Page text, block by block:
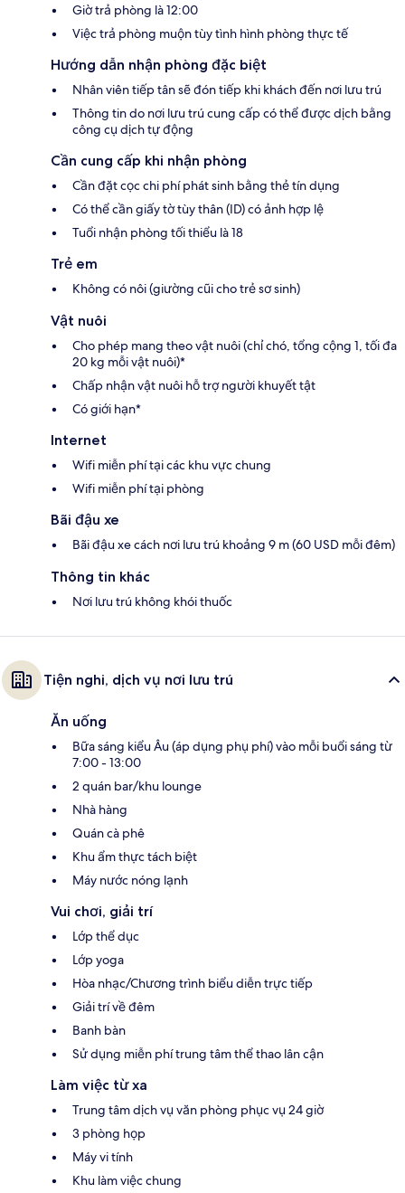
Giờ trả phòng là 12:00
Việc trả phòng muộn tùy tình hình phòng thực tế
Hướng dẫn nhận phòng đặc biệt
Nhân viên tiếp tân sẽ đón tiếp khi khách đến nơi lưu trú
Thông tin do nơi lưu trú cung cấp có thể được dịch bằng
công cụ dịch tự động
Cần cung cấp khi nhận phòng
Cần đặt cọc chi phí phát sinh bằng thẻ tín dụng
Có thể cần giấy tờ tùy thân (ID) có ảnh hợp lệ
Tuổi nhận phòng tối thiểu là 18
Trẻ em
Không có nôi (giường cũi cho trẻ sơ sinh)
Vật nuôi
Cho phép mang theo vật nuôi (chỉ chó, tổng cộng 1, tối đa
20 kg mỗi vật nuôi)*
Chấp nhận vật nuôi hỗ trợ người khuyết tật
Có giới hạn*
Internet
Wifi miễn phí tại các khu vực chung
Wifi miễn phí tại phòng
Bãi đậu xe
Bãi đậu xe cách nơi lưu trú khoảng 9 m (60 USD mỗi đêm)
Thông tin khác
Nơi lưu trú không khói thuốc
Tiện nghi, dịch vụ nơi lưu trú
Ăn uống
Bữa sáng kiểu Âu (áp dụng phụ phí) vào mỗi buổi sáng từ
7:00 - 13:00
2 quán bar/khu lounge
Nhà hàng
Quán cà phê
Khu ẩm thực tách biệt
Máy nước nóng lạnh
Vui chơi, giải trí
Lớp thể dục
Lớp yoga
Hòa nhạc/Chương trình biểu diễn trực tiếp
Giải trí về đêm
Banh bàn
Sử dụng miễn phí trung tâm thể thao lân cận
Làm việc từ xa
Trung tâm dịch vụ văn phòng phục vụ 24 giờ
3 phòng họp
Máy vi tính
Khu làm việc chung